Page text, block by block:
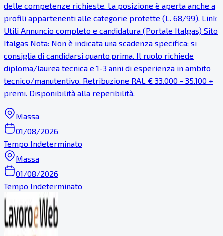
delle competenze richieste. La posizione è aperta anche a
profili appartenenti alle categorie protette (L. 68/99). Link
Utili Annuncio completo e candidatura (Portale Italgas) Sito
Italgas Nota: Non è indicata una scadenza specifica; si
consiglia di candidarsi quanto prima. Il ruolo richiede
diploma/laurea tecnica e 1-3 anni di esperienza in ambito
tecnico/manutentivo. Retribuzione RAL € 33.000 - 35.100 +
premi. Disponibilità alla reperibilità.
Massa
01/08/2026
Tempo Indeterminato
Massa
01/08/2026
Tempo Indeterminato